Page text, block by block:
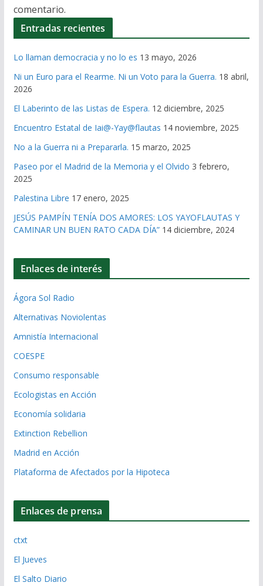
comentario.
Entradas recientes
Lo llaman democracia y no lo es 13 mayo, 2026
Ni un Euro para el Rearme. Ni un Voto para la Guerra. 18 abril,
2026
El Laberinto de las Listas de Espera. 12 diciembre, 2025
Encuentro Estatal de Iai@-Yay@flautas 14 noviembre, 2025
No a la Guerra ni a Prepararla. 15 marzo, 2025
Paseo por el Madrid de la Memoria y el Olvido 3 febrero,
2025
Palestina Libre 17 enero, 2025
JESÚS PAMPÍN TENÍA DOS AMORES: LOS YAYOFLAUTAS Y
CAMINAR UN BUEN RATO CADA DÍA” 14 diciembre, 2024
Enlaces de interés
Ágora Sol Radio
Alternativas Noviolentas
Amnistía Internacional
COESPE
Consumo responsable
Ecologistas en Acción
Economía solidaria
Extinction Rebellion
Madrid en Acción
Plataforma de Afectados por la Hipoteca
Enlaces de prensa
ctxt
El Jueves
El Salto Diario